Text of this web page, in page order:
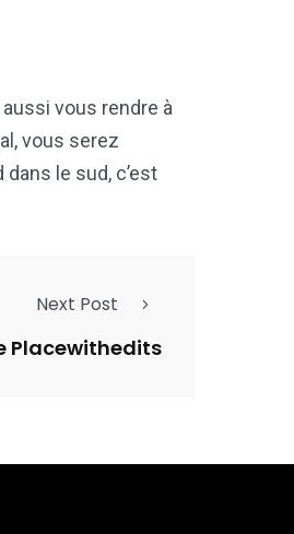
vous rendre à
vous serez
le sud, c’est
Next Post
Placewithedits